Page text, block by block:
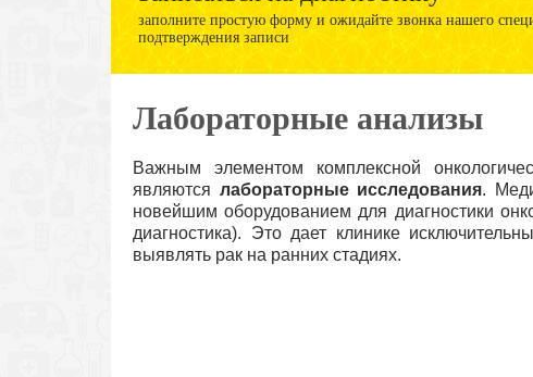
заполните простую форму и ожидайте звонка нашего
подтверждения записи
Лабораторные анализы
Важным элементом комплексной
являются лабораторные исследования.
новейшим оборудованием для диагностики
диагностика). Это дает клинике
выявлять рак на ранних стадиях.